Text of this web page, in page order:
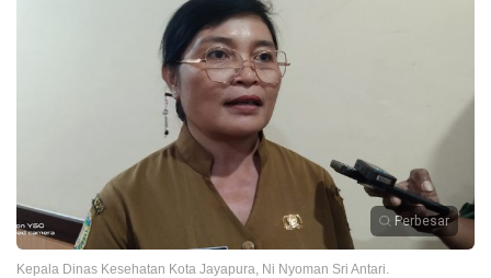
Perbesar
Kepala Dinas Kesehatan Kota Jayapura, Ni Nyoman Sri Antari.